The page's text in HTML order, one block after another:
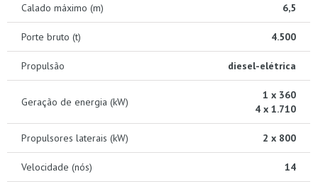
Calado máximo (m) 6,5
Porte bruto (t) 4.500
Propulsão diesel-elétrica
Geração de energia (kW)
1 x 360
4 x 1.710
Propulsores laterais (kW) 2 x 800
Velocidade (nós) 14